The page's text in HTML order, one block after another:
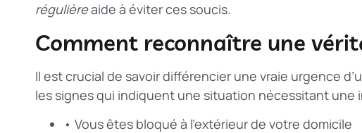
régulièreaide à éviter ces soucis.
Comment reconnaître une
Il est crucial de savoir différencier une vraie urgence
les signes qui indiquent une situation nécessitant une
• Vous êtes bloqué à l’extérieur de votre domicile